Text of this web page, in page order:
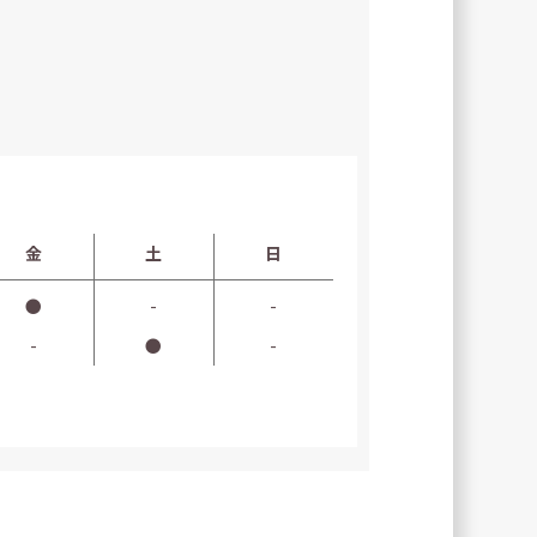
金 土 日
● -
-
-
● -